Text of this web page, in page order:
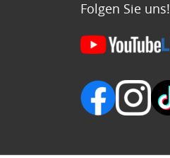
Folgen Sie uns!